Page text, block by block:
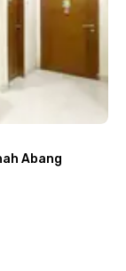
Abang